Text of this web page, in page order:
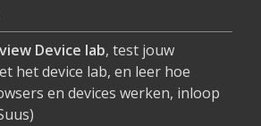
Device lab, test jouw
het device lab, en leer hoe
en devices werken, inloop